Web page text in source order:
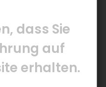
dass Sie
auf
erhalten.